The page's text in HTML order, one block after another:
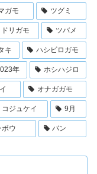
ガモ ツグミ
ドリガモ ツバメ
キ ハシビロガモ
年 ホシハジロ
オナガガモ
コジュケイ 9月
ウ バン